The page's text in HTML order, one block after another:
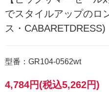
でスタイルアップのロ
ス・CABARETDRESS)
型番：GR104-0562wt
4,784円(税込5,262円)